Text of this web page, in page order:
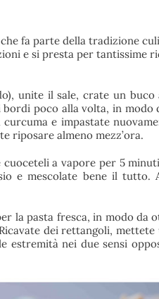
fa parte della tradizione
e si presta per tantissime
unite il sale, crate un buco
poco alla volta, in
e impastate
riposare almeno mezz’ora.
a vapore per 5
e mescolate bene il tutto.
la pasta fresca, in modo da
dei rettangoli,
estremità nei due sensi